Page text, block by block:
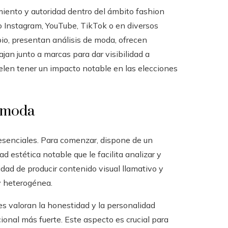
y autoridad dentro del ámbito fashion
YouTube, TikTok o en diversos
presentan análisis de moda, ofrecen
junto a marcas para dar visibilidad a
tener un impacto notable en las elecciones
Para comenzar, dispone de un
estética notable que le facilita analizar y
de producir contenido visual llamativo y
heterogénea.
valoran la honestidad y la personalidad
más fuerte. Este aspecto es crucial para